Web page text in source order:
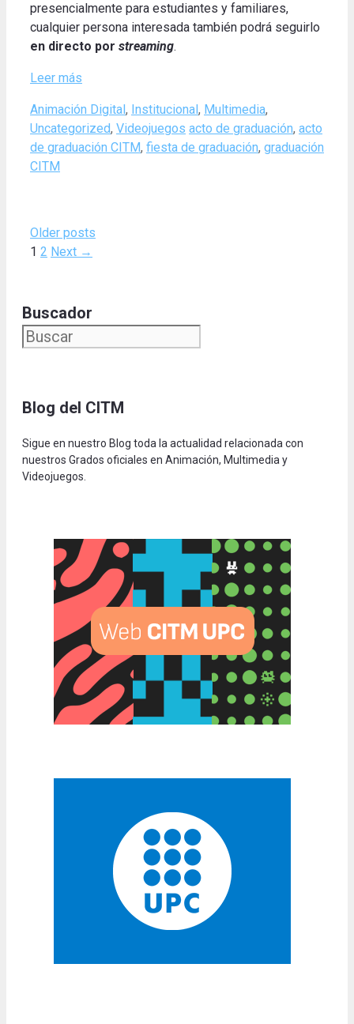
presencialmente para estudiantes y familiares,
cualquier persona interesada también podrá seguirlo
en directo por streaming.
Leer más
Categories
Animación Digital , Institucional , Multimedia,
Uncategorized, Videojuegos Tags
acto de graduación, acto
de graduación CITM, fiesta de graduación, graduación
CITM
Older posts
Page
1 Page
2 Next →
Buscador
Blog del CITM
Sigue en nuestro Blog toda la actualidad relacionada con
nuestros Grados oficiales en Animación, Multimedia y
Videojuegos.